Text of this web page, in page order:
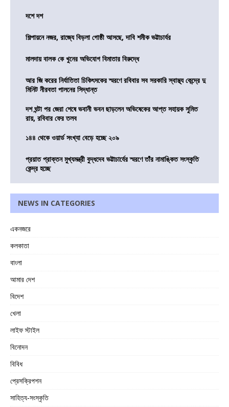
দশে দশ
শিল্পায়নে নজর, রাজ্যে বিড়লা গোষ্ঠী আসছে, দাবি শমীক ভট্টাচার্যর
মালদায় বালক কে খুনের অভিযোগ বিমাতার বিরুদ্ধে
আর জি করের নির্যাতিতা চিকিৎসকের স্মরণে রবিবার সব সরকারি স্বাস্থ্য কেন্দ্রে দু
মিনিট নীরবতা পালনের সিদ্ধান্ত
দশ ঘন্টা পর জেরা শেষে ভবানী ভবন ছাড়লেন অভিষেকের আপ্ত সহায়ক সুমিত
রায়, রবিবার ফের তলব
১৪৪ থেকে ওয়ার্ড সংখ্যা বেড়ে হচ্ছে ২০৯
প্রয়াত প্রাক্তন মুখ্যমন্ত্রী বুদ্ধদেব ভট্টাচার্যের স্মরণে তাঁর নামাঙ্কিত সংস্কৃতি
কেন্দ্র হচ্ছে
NEWS IN CATEGORIES
একনজরে
কলকাতা
বাংলা
আমার দেশ
বিদেশ
খেলা
লাইফ স্টাইল
বিনোদন
বিবিধ
প্রেসক্রিপশন
সাহিত্য-সংস্কৃতি